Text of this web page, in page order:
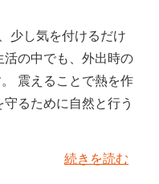
少し気を付けるだけ
活の中でも、外出時の
震えることで熱を作
るために自然と行う
続きを読む